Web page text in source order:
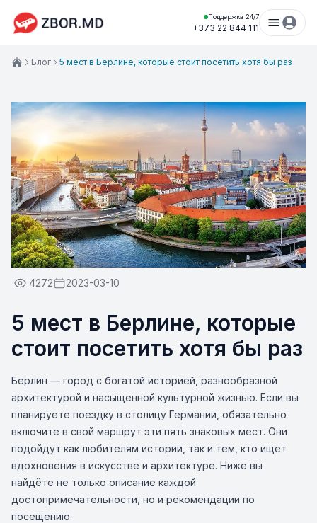
Поддержка 24/7
+373 22 844 111
Блог 5 мест в Берлине, которые стоит посетить хотя бы раз
4272 2023-03-10
5 мест в Берлине, которые
стоит посетить хотя бы раз
Берлин — город с богатой историей, разнообразной
архитектурой и насыщенной культурной жизнью. Если вы
планируете поездку в столицу Германии, обязательно
включите в свой маршрут эти пять знаковых мест. Они
подойдут как любителям истории, так и тем, кто ищет
вдохновения в искусстве и архитектуре. Ниже вы
найдёте не только описание каждой
достопримечательности, но и рекомендации по
посещению.